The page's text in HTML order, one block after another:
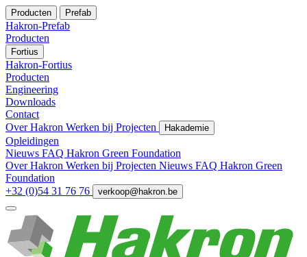
Producten Prefab
Hakron-Prefab
Producten
Fortius
Hakron-Fortius
Producten
Engineering
Downloads
Contact
Over Hakron Werken bij Projecten Hakademie
Opleidingen
Nieuws FAQ Hakron Green Foundation
Over Hakron Werken bij Projecten Nieuws FAQ Hakron Green
Foundation
+32 (0)54 31 76 76
verkoop@hakron.be